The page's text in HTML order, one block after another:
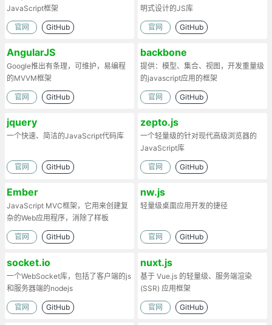
JavaScript框架
官网 GitHub
明式设计的JS库
官网 GitHub
AngularJS
Google推出有条理，可维护，易编程
的MVVM框架
官网 GitHub
backbone
提供：模型、集合、视图，开发重量级
的javascript应用的框架
官网 GitHub
jquery
一个快速、简洁的JavaScript代码库
官网 GitHub
zepto.js
一个轻量级的针对现代高级浏览器的
JavaScript库
官网 GitHub
Ember
JavaScript MVC框架，它用来创建复
杂的Web应用程序，消除了样板
官网 GitHub
nw.js
轻量级桌面应用开发的捷径
官网 GitHub
socket.io
一个WebSocket库，包括了客户端的js
和服务器端的nodejs
官网 GitHub
nuxt.js
基于 Vue.js 的轻量级、服务端渲染
(SSR) 应用框架
官网 GitHub